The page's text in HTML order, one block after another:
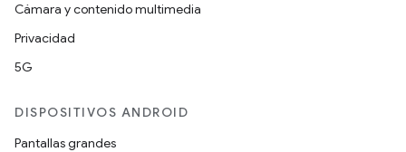
Cámara y contenido multimedia
Privacidad
5G
DISPOSITIVOS ANDROID
Pantallas grandes